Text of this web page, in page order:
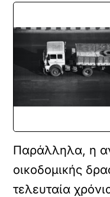
Παράλληλα, η
οικοδομικής
τελευταία